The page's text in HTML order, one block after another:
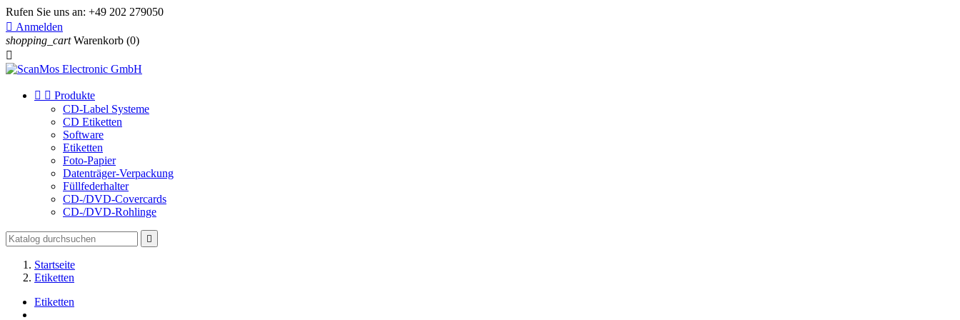
Rufen Sie uns an: +49 202 279050
 Anmelden
shopping_cart Warenkorb (0)

  Produkte
CD-Label Systeme
CD Etiketten
Software
Etiketten
Foto-Papier
Datenträger-Verpackung
Füllfederhalter
CD-/DVD-Covercards
CD-/DVD-Rohlinge

Startseite
Etiketten
Etiketten